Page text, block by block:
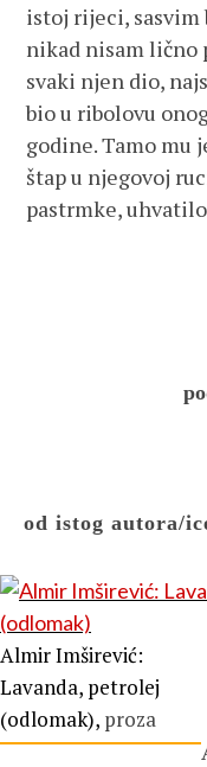
istoj rijeci,
nikad nisam lično
svaki njen dio,
bio u ribolovu
godine. Tamo mu
štap u njegovoj
pastrmke,
od istog autora/
Almir Imširević:
Lavanda, petrolej
(odlomak), proza